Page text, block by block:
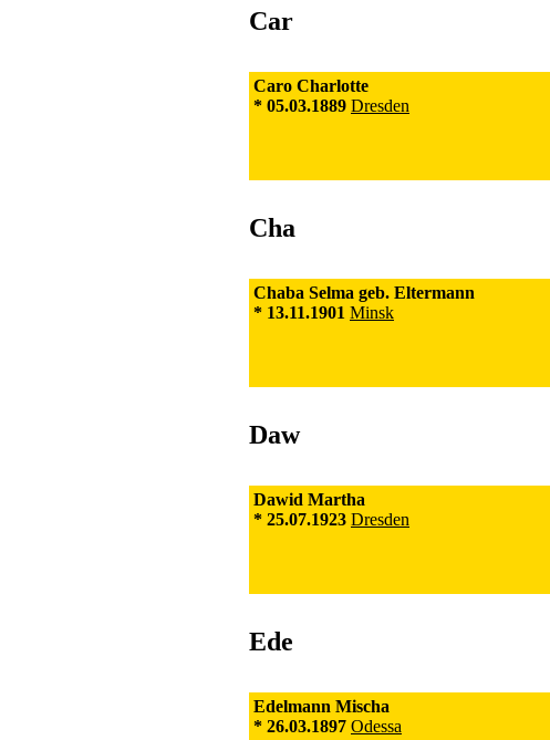
Car
Caro Charlotte
* 05.03.1889 Dresden
Cha
Chaba Selma geb. Eltermann
* 13.11.1901 Minsk
Daw
Dawid Martha
* 25.07.1923 Dresden
Ede
Edelmann Mischa
* 26.03.1897 Odessa